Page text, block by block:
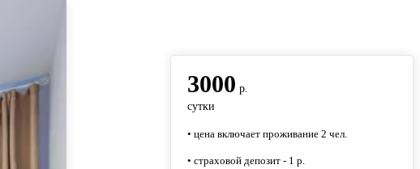
3000 р.
сутки
• цена включает проживание 2 чел.
• страховой депозит - 1 р.